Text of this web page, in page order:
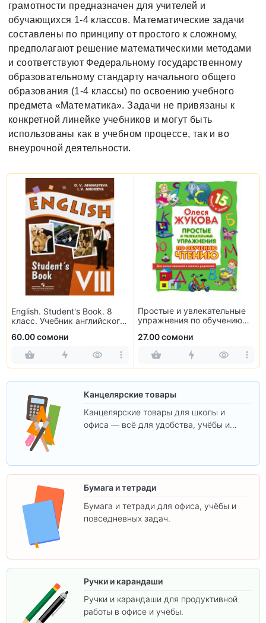
грамотности предназначен для учителей и
обучающихся 1-4 классов. Математические задачи
составлены по принципу от простого к сложному,
предполагают решение математическими методами
и соответствуют Федеральному государственному
образовательному стандарту начального общего
образования (1-4 классы) по освоению учебного
предмета «Математика». Задачи не привязаны к
конкретной линейке учебников и могут быть
использованы как в учебном процессе, так и во
внеурочной деятельности.
Простые и увлекательные
упражнения по обучению
27.00 сомони
Химия. 8 класс. Базовый
уровень
65.00 сомони
Канцелярские товары
Канцелярские товары для школы и
офиса — всё для удобства, учёбы и
Бумага и тетради
Бумага и тетради для офиса, учёбы и
повседневных задач.
Ручки и карандаши
Ручки и карандаши для продуктивной
работы в офисе и учёбы.